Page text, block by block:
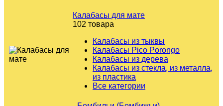
Калабасы для мате
102 товара
Калабасы из тыквы
Калабасы Pico Porongo
Калабасы из дерева
Калабасы из стекла, из металла,
из пластика
Все категории